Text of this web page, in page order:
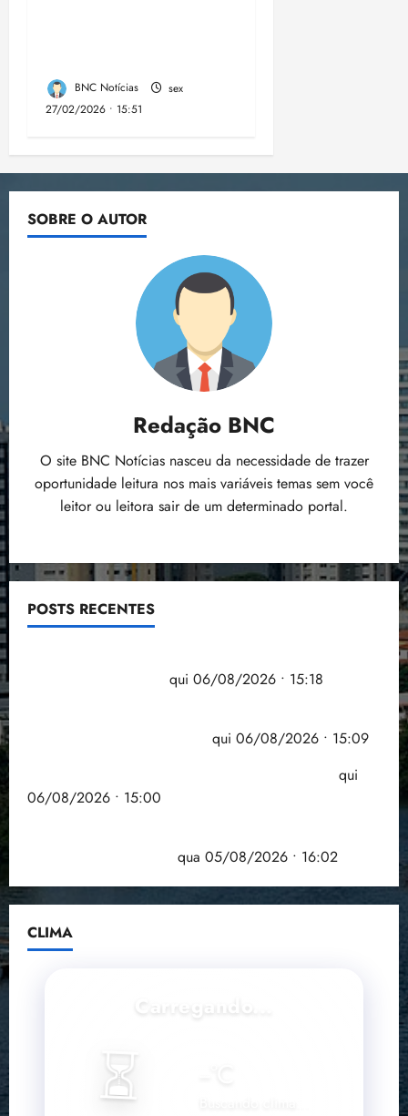
BNC Notícias
sex
27/02/2026 • 15:51
SOBRE O AUTOR
Redação BNC
O site BNC Notícias nasceu da necessidade de trazer
oportunidade leitura nos mais variáveis temas sem você
leitor ou leitora sair de um determinado portal.
POSTS RECENTES
qui 06/08/2026 • 15:18
qui 06/08/2026 • 15:09
qui
06/08/2026 • 15:00
qua 05/08/2026 • 16:02
CLIMA
Carregando...
⏳